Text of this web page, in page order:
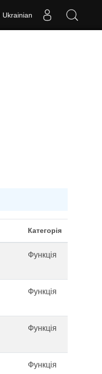
Ukrainian
Категорія
Функція
Функція
Функція
Функція